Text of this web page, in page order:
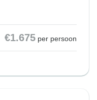
€1.675 per persoon